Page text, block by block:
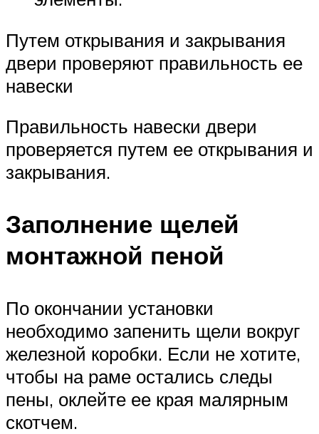
Путем открывания и закрывания
двери проверяют правильность ее
навески
Правильность навески двери
проверяется путем ее открывания и
закрывания.
Заполнение щелей
монтажной пеной
По окончании установки
необходимо запенить щели вокруг
железной коробки. Если не хотите,
чтобы на раме остались следы
пены, оклейте ее края малярным
скотчем.